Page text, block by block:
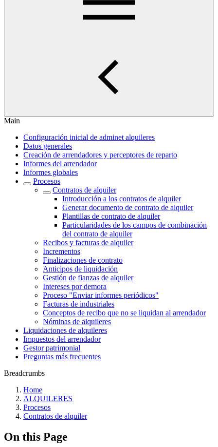
Main
Configuración inicial de adminet alquileres
Datos generales
Creación de arrendadores y perceptores de reparto
Informes del arrendador
Informes globales
Procesos
Contratos de alquiler
Introducción a los contratos de alquiler
Generar documento de contrato de alquiler
Plantillas de contrato de alquiler
Particularidades de los campos de combinación
del contrato de alquiler
Recibos y facturas de alquiler
Incrementos
Finalizaciones de contrato
Anticipos de liquidación
Gestión de fianzas de alquiler
Intereses por demora
Proceso "Enviar informes periódicos"
Facturas de industriales
Conceptos de recibo que no se liquidan al arrendador
Nóminas de alquileres
Liquidaciones de alquileres
Impuestos del arrendador
Gestor patrimonial
Preguntas más frecuentes
Breadcrumbs
Home
ALQUILERES
Procesos
Contratos de alquiler
On this Page